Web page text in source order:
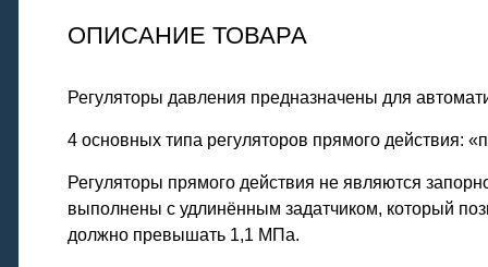
ОПИСАНИЕ ТОВАРА
Регуляторы давления предназначены для
4 основных типа регуляторов прямого действия:
Регуляторы прямого действия не являются
выполнены с удлинённым задатчиком, который
должно превышать 1,1 МПа.